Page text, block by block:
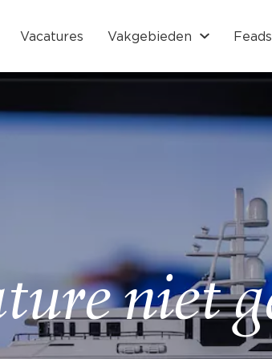
Vacatures Vakgebieden
niet